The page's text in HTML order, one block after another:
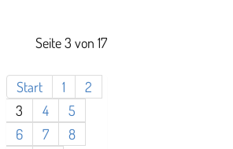
Seite 3 von 17
Start 1
2
3
4
5
6
7
8